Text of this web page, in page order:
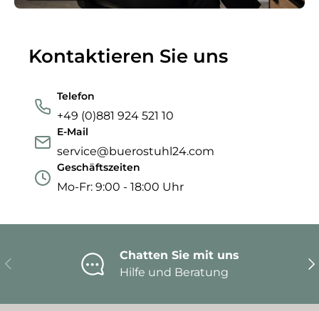
Kontaktieren Sie uns
Telefon
+49 (0)881 924 521 10
E-Mail
service@buerostuhl24.com
Geschäftszeiten
Mo-Fr: 9:00 - 18:00 Uhr
Vorherige
Chatten Sie mit uns
Hilfe und Beratung